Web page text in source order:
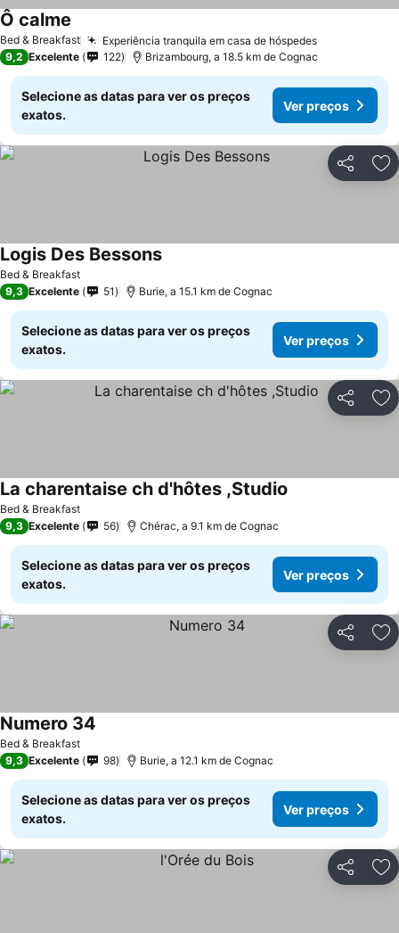
Bed & Breakfast Experiência tranquila em casa de hóspedes
Ô calme
9,2 Excelente 122 Brizambourg, a 18.5 km de Cognac
Selecione as datas para ver os preços
exatos.
Ver preços
Partilhar
Bed & Breakfast
Logis Des Bessons
9,3 Excelente 51 Burie, a 15.1 km de Cognac
Selecione as datas para ver os preços
exatos.
Ver preços
Partilhar
Bed & Breakfast
La charentaise ch d'hôtes ,Studio
9,3 Excelente 56 Chérac, a 9.1 km de Cognac
Selecione as datas para ver os preços
exatos.
Ver preços
Partilhar
Bed & Breakfast
Numero 34
9,3 Excelente 98 Burie, a 12.1 km de Cognac
Selecione as datas para ver os preços
exatos.
Ver preços
Partilhar